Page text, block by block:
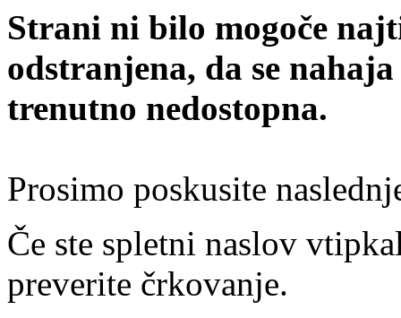
Strani ni bilo mogoče
odstranjena, da se
trenutno nedostopna.
Prosimo poskusite
Če ste spletni naslov
preverite črkovanje.